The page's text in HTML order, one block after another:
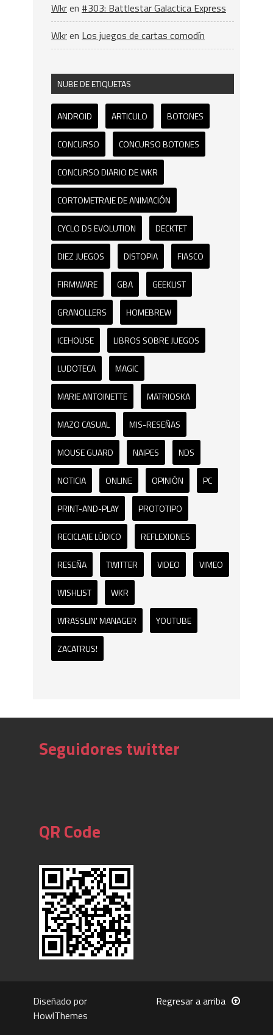
Wkren #303: Battlestar Galactica Express
Wkren Los juegos de cartas comodín
NUBE DE ETIQUETAS
ANDROID ARTICULO BOTONES
CONCURSO CONCURSO BOTONES
CONCURSO DIARIO DE WKR
CORTOMETRAJE DE ANIMACIÓN
CYCLO DS EVOLUTION DECKTET
DIEZ JUEGOS DISTOPIA FIASCO
FIRMWARE GBA GEEKLIST
GRANOLLERS HOMEBREW
ICEHOUSE LIBROS SOBRE JUEGOS
LUDOTECA MAGIC
MARIE ANTOINETTE MATRIOSKA
MAZO CASUAL MIS-RESEÑAS
MOUSE GUARD NAIPES NDS
NOTICIA ONLINE OPINIÓN PC
PRINT-AND-PLAY PROTOTIPO
RECICLAJE LÚDICO REFLEXIONES
RESEÑA TWITTER VIDEO VIMEO
WISHLIST WKR
WRASSLIN' MANAGER YOUTUBE
ZACATRUS!
Seguidores twitter
QR Code
Diseñado por
HowlThemes
Regresar a arriba